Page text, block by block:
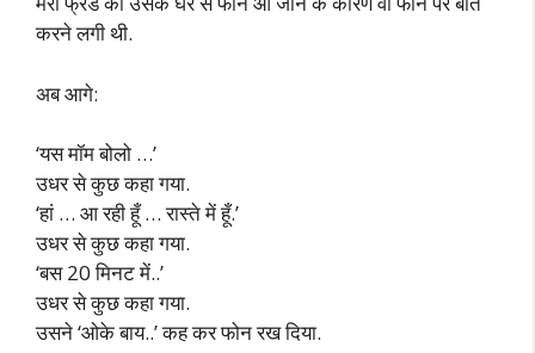
करने लगी थी.
अब आगे:
‘यस मॉम बोलो …’
उधर से कुछ कहा गया.
‘हां … आ रही हूँ … रास्ते में हूँ.’
उधर से कुछ कहा गया.
‘बस 20 मिनट में..’
उधर से कुछ कहा गया.
उसने ‘ओके बाय..’ कह कर फोन रख दिया.